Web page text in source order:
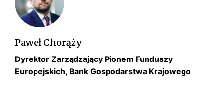
Paweł Chorąży
Dyrektor Zarządzający Pionem Funduszy
Europejskich, Bank Gospodarstwa Krajowego